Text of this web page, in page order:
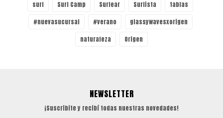
surf
Surf Camp Surfear Surfista
tablas
#nuevasucursal
#verano
glassywavesxorigen
naturaleza
Origen
NEWSLETTER
¡Suscribite y recibí todas nuestras novedades!